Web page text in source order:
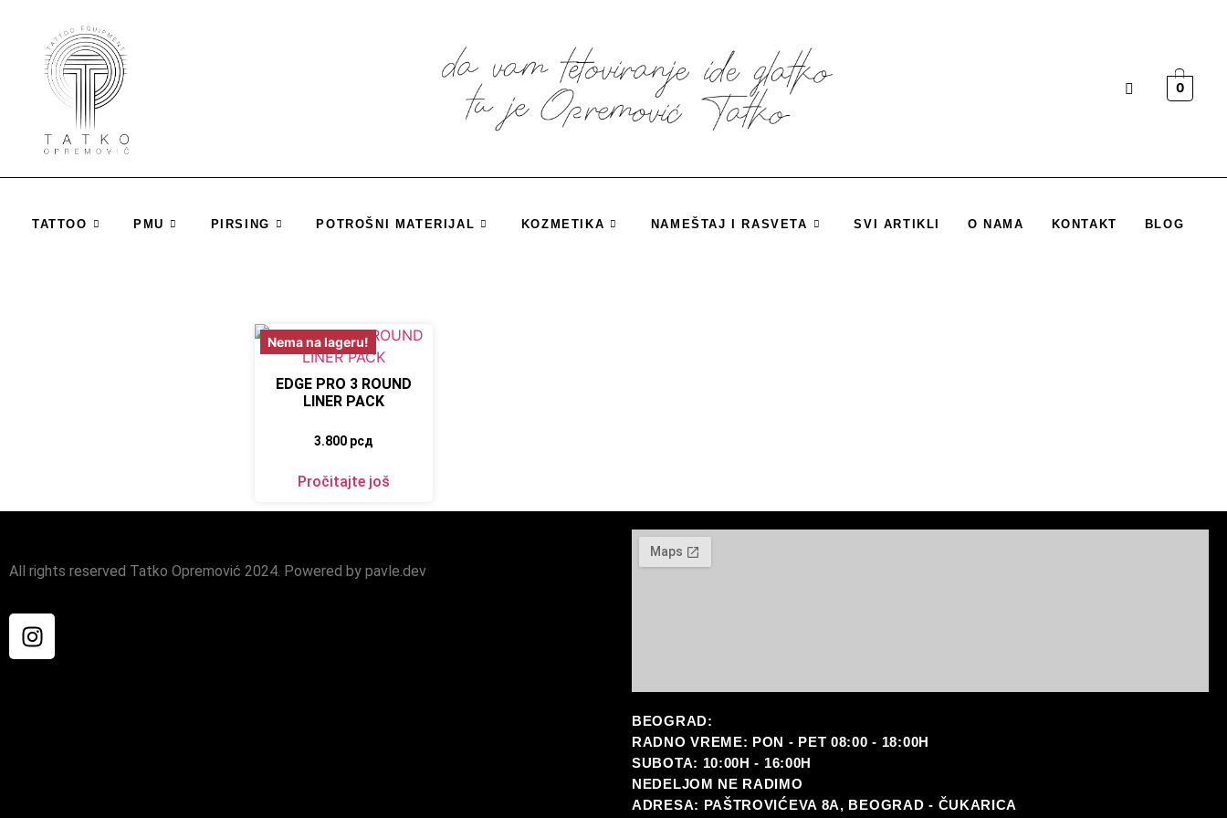
0
TATTOO PMU PIRSING POTROŠNI MATERIJAL KOZMETIKA NAMEŠTAJ I RASVETA SVI ARTIKLI O NAMA KONTAKT BLOG
Nema na lageru!
EDGE PRO 3 ROUND
LINER PACK
3.800 рсд
Pročitajte još
All rights reserved Tatko Opremović 2024. Powered by pavle.dev
BEOGRAD:
RADNO VREME: PON - PET 08:00 - 18:00H
SUBOTA: 10:00H - 16:00H
NEDELJOM NE RADIMO
ADRESA: PAŠTROVIĆEVA 8A, BEOGRAD - ČUKARICA